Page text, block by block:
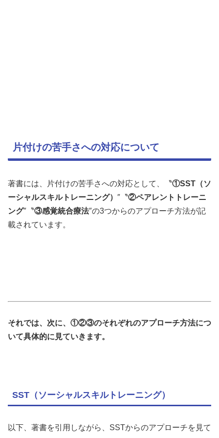
片付けの苦手さへの対応について
著書には、片付けの苦手さへの対応として、〝①SST（ソ
ーシャルスキルトレーニング） ″〝②ペアレントトレーニ
ング″〝③感覚統合療法″の3つからのアプローチ方法が記
載されています。
それでは、次に、①②③のそれぞれのアプローチ方法につ
いて具体的に見ていきます。
SST（ソーシャルスキルトレーニング）
以下、著書を引用しながら、SSTからのアプローチを見て